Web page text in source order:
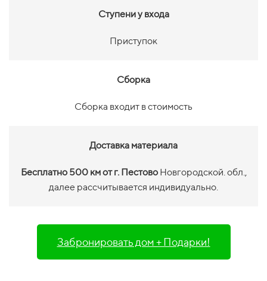
Ступени у входа
Приступок
Сборка
Сборка входит в стоимость
Доставка материала
Бесплатно 500 км от г. Пестово Новгородской. обл.,
далее рассчитывается индивидуально.
Забронировать дом + Подарки!